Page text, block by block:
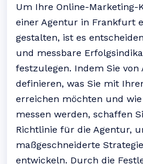
Um Ihre Online-Marketing-
einer Agentur in Frankfurt
gestalten, ist es
und messbare
festzulegen. Indem Sie von
definieren, was Sie mit
erreichen möchten und
messen werden, schaffen
Richtlinie für die Agentur,
maßgeschneiderte
entwickeln. Durch die